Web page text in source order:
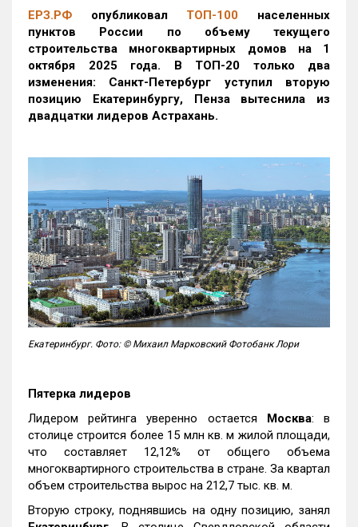
ЕРЗ.РФ опубликовал ТОП-100 населенных
пунктов России по объему текущего
строительства многоквартирных домов на 1
октября 2025 года. В ТОП-20 только два
изменения: Санкт-Петербург уступил вторую
позицию Екатеринбургу, Пенза вытеснила из
двадцатки лидеров Астрахань.
Екатеринбург. Фото: © Михаил Марковский Фотобанк Лори
Пятерка лидеров
Лидером рейтинга уверенно остается Москва: в
столице строится более 15 млн кв. м жилой площади,
что составляет 12,12% от общего объема
многоквартирного строительства в стране. За квартал
объем строительства вырос на 212,7 тыс. кв. м.
Вторую строку, поднявшись на одну позицию, занял